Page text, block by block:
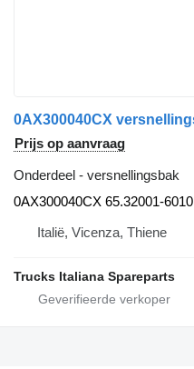
Prijs op aanvraag
Onderdeel - versnellingsbak
0AX300040CX 65.32001-6010
Italië, Vicenza, Thiene
Trucks Italiana Spareparts